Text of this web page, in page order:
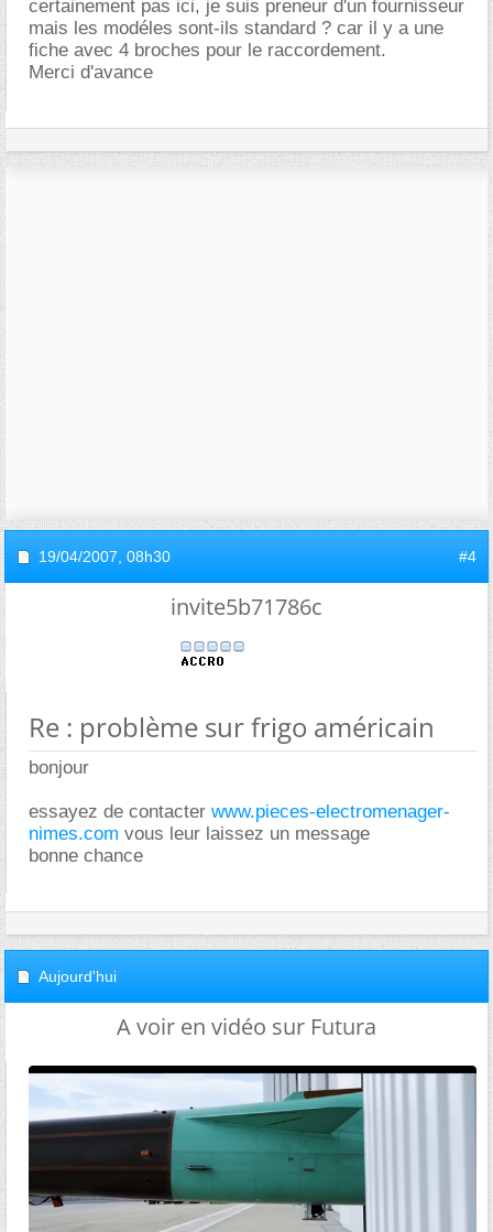
certainement pas ici, je suis preneur d'un fournisseur
mais les modéles sont-ils standard ? car il y a une
fiche avec 4 broches pour le raccordement.
Merci d'avance
19/04/2007, 08h30 #4
invite5b71786c
Re : problème sur frigo américain
bonjour
essayez de contacter www.pieces-electromenager-
nimes.com vous leur laissez un message
bonne chance
Aujourd'hui
A voir en vidéo sur Futura